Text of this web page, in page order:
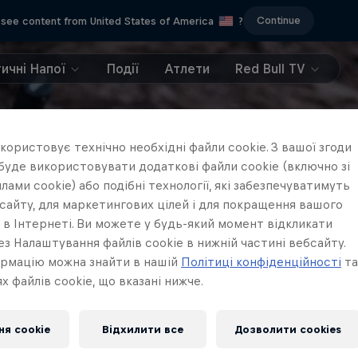
content from United States of America ? Continue
Напої Події Атлети Red Bull TV
технічно необхідні файли cookie. З вашої згоди
використовувати додаткові файли cookie (включно зі
cookie) або подібні технології, які забезпечуватимуть
для маркетингових цілей і для покращення вашого
Інтернеті. Ви можете у будь-який момент відкликати
Налаштування файлів cookie в нижній частині вебсайту.
можна знайти в нашій Політиці конфіденційності та
файлів cookie, що вказані нижче.
cookie Відхилити все Дозволити cookies